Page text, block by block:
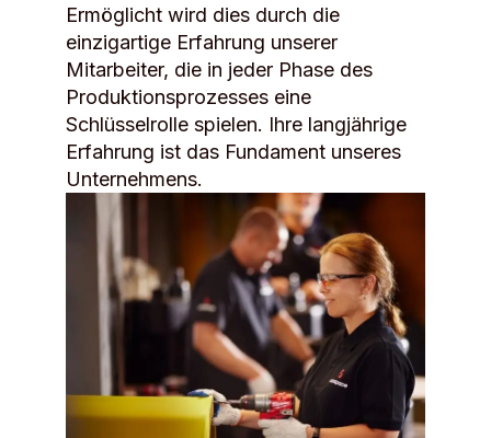
Ermöglicht wird dies durch die
einzigartige Erfahrung unserer
Mitarbeiter, die in jeder Phase des
Produktionsprozesses eine
Schlüsselrolle spielen. Ihre langjährige
Erfahrung ist das Fundament unseres
Unternehmens.